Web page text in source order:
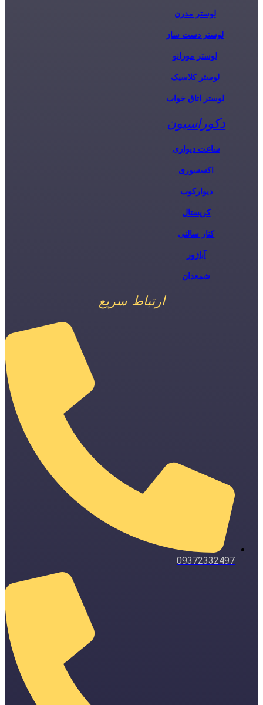
لوستر مدرن
لوستر دست ساز
لوستر مورانو
لوستر کلاسیک
لوستر اتاق خواب
دکوراسیون
ساعت دیواری
اکسسوری
دیوارکوب
کریستال
کنار سالنی
آباژور
شمعدان
ارتباط سریع
09372332497